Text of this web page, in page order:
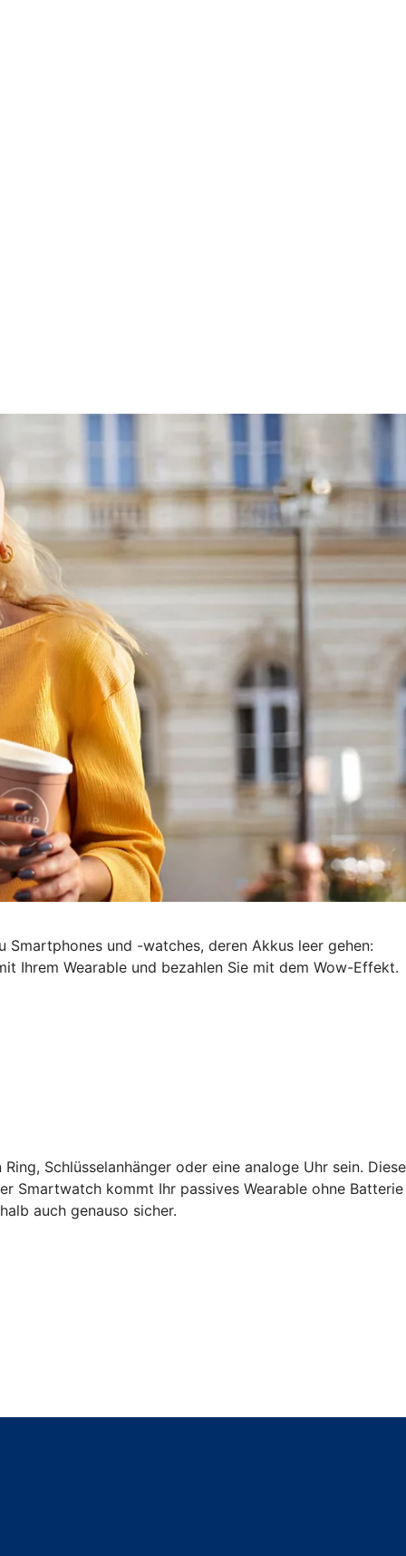
Smartphones und -watches, deren Akkus leer gehen:
Ihrem Wearable und bezahlen Sie mit dem Wow-Effekt.
Schlüsselanhänger oder eine analoge Uhr sein. Diese
Smartwatch kommt Ihr passives Wearable ohne Batterie
auch genauso sicher.